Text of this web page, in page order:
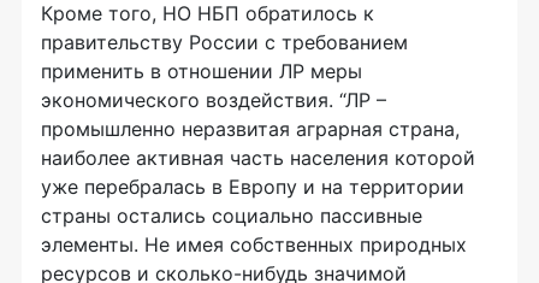
Кроме того, НО НБП обратилось к
правительству России с требованием
применить в отношении ЛР меры
экономического воздействия. “ЛР –
промышленно неразвитая аграрная страна,
наиболее активная часть населения которой
уже перебралась в Европу и на территории
страны остались социально пассивные
элементы. Не имея собственных природных
ресурсов и сколько-нибудь значимой